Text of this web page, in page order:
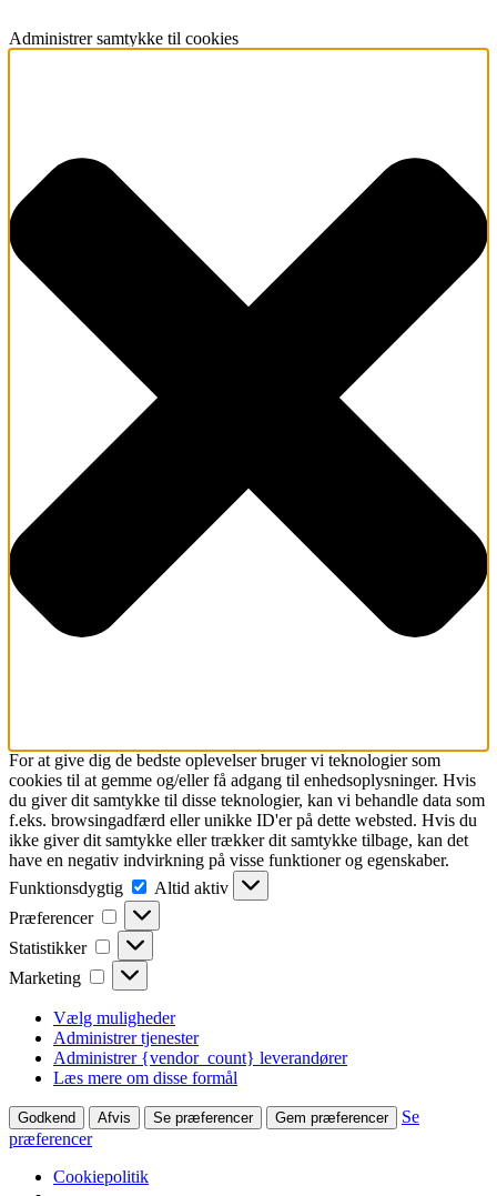
Administrer samtykke til cookies
For at give dig de bedste oplevelser bruger vi teknologier som
cookies til at gemme og/eller få adgang til enhedsoplysninger. Hvis
du giver dit samtykke til disse teknologier, kan vi behandle data som
f.eks. browsingadfærd eller unikke ID'er på dette websted. Hvis du
ikke giver dit samtykke eller trækker dit samtykke tilbage, kan det
have en negativ indvirkning på visse funktioner og egenskaber.
Funktionsdygtig
Funktionsdygtig
Altid aktiv
Præferencer
Præferencer
Statistikker Statistikker
Marketing Marketing
Vælg muligheder
Administrer tjenester
Administrer {vendor_count} leverandører
Læs mere om disse formål
Godkend Afvis Se præferencer Gem præferencer
Se
præferencer
Cookiepolitik